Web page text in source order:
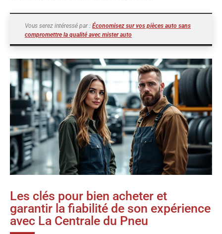
Vous serez intéressé par : Économisez sur vos pièces auto sans
compromettre la qualité avec mister auto
Les clés pour bien acheter et
garantir la fiabilité de son expérience
avec La Centrale du Pneu